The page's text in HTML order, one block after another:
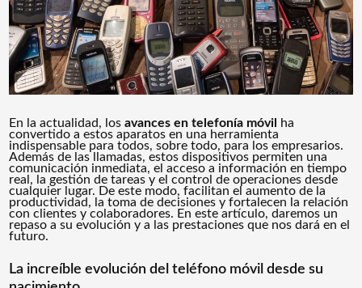
En la actualidad, losavances en telefonía móvil
ha
convertido a estos aparatos en una herramienta
indispensable para todos, sobre todo, para los empresarios.
Además de las llamadas, estos dispositivos permiten una
comunicación inmediata, el acceso a información en tiempo
real, la gestión de tareas y el control de operaciones desde
cualquier lugar. De este modo, facilitan el aumento de la
productividad, la toma de decisiones y fortalecen la relación
con clientes y colaboradores. En este artículo, daremos un
repaso a su evolución y a las prestaciones que nos dará en el
futuro.
La increíble evolución del teléfono móvil desde su